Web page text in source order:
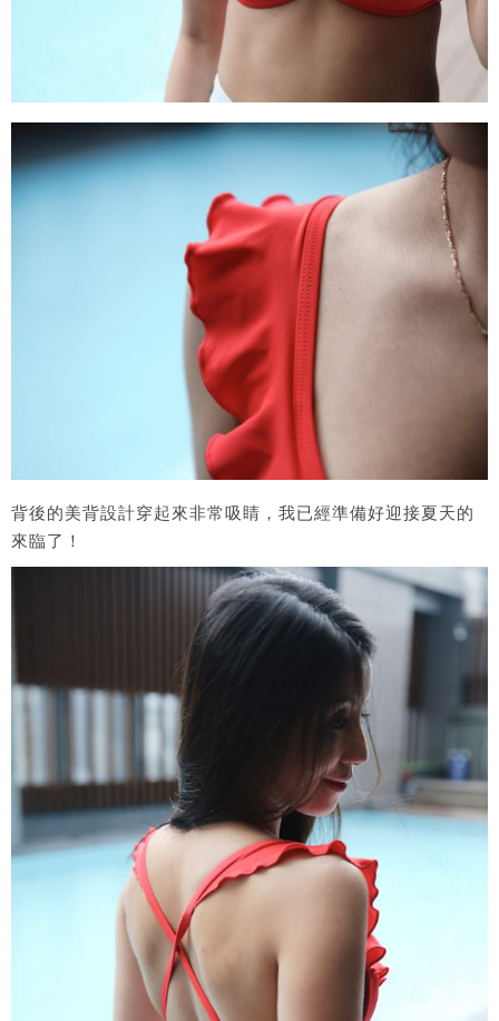
背後的美背設計穿起來非常吸睛，我已經準備好迎接夏天的
來臨了！